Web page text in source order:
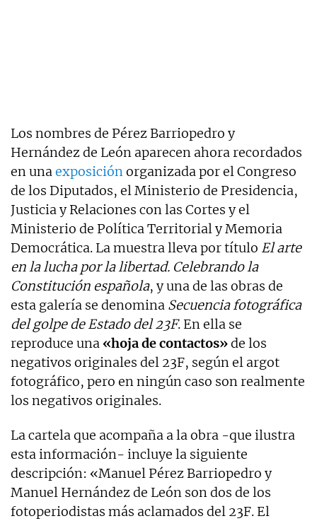
Los nombres de Pérez Barriopedro y
Hernández de León aparecen ahora recordados
en unaexposiciónorganizada por el Congreso
de los Diputados, el Ministerio de Presidencia,
Justicia y Relaciones con las Cortes y el
Ministerio de Política Territorial y Memoria
Democrática. La muestra lleva por título El arte
en la lucha por la libertad. Celebrando la
Constitución española, y una de las obras de
esta galería se denomina Secuencia fotográfica
del golpe de Estado del 23F. En ella se
reproduce una «hoja de contactos»de los
negativos originales del 23F, según el argot
fotográfico, pero en ningún caso son realmente
los negativos originales.
La cartela que acompaña a la obra -que ilustra
esta información- incluye la siguiente
descripción: «Manuel Pérez Barriopedro y
Manuel Hernández de León son dos de los
fotoperiodistas más aclamados del 23F. El